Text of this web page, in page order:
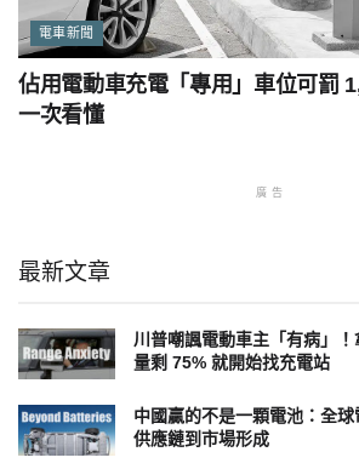
電車新聞
佔用電動車充電「專用」車位可罰
一次看懂
廣告
最新文章
川普嘲諷電動車主「有病」
量剩 75% 就開始找充電站
中國贏的不是一顆電池：全球
供應鏈到市場形成